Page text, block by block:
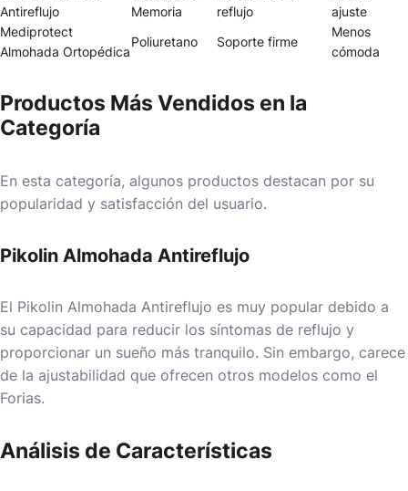
Antireflujo
Memoria
reflujo
ajuste
Mediprotect
Almohada Ortopédica
Poliuretano Soporte firme
Menos
cómoda
Productos Más Vendidos en la
Categoría
En esta categoría, algunos productos destacan por su
popularidad y satisfacción del usuario.
Pikolin Almohada Antireflujo
El Pikolin Almohada Antireflujo es muy popular debido a
su capacidad para reducir los síntomas de reflujo y
proporcionar un sueño más tranquilo. Sin embargo, carece
de la ajustabilidad que ofrecen otros modelos como el
Forias.
Análisis de Características